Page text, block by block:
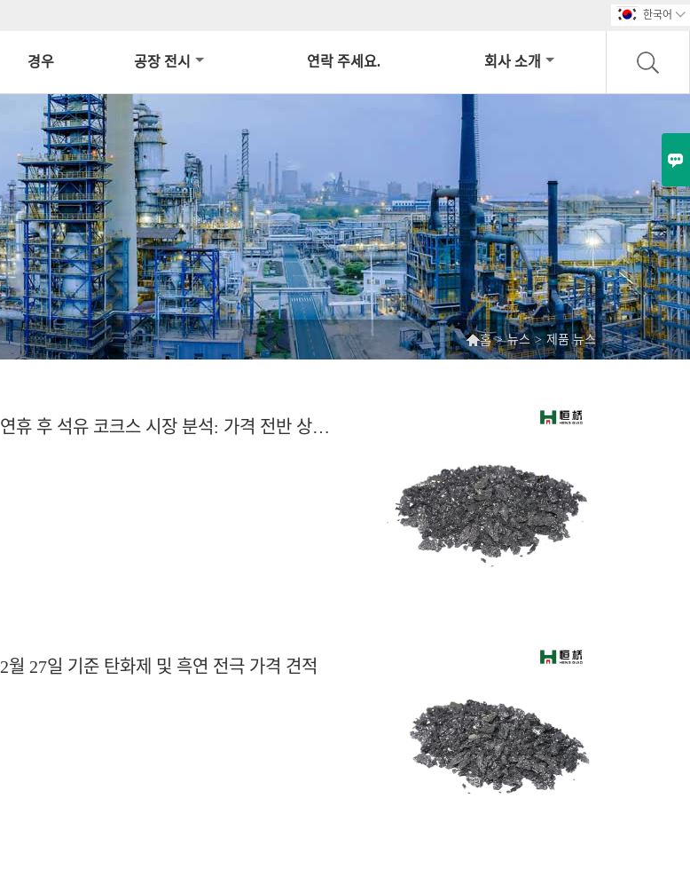
한국어 
경우 공장 전시 연락 주세요. 회사 소개
홈 > 뉴스 > 제품 뉴스
연휴 후 석유 코크스 시장 분석: 가격 전반 상승, 수급 균형 개선, 수익률 회복
2월 27일 기준 탄화제 및 흑연 전극 가격 견적
